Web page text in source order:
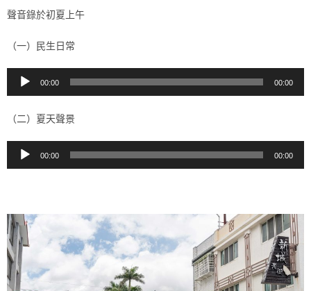
聲音錄於初夏上午
（一）民生日常
訊
播
放
器
00:00 00:00
（二）夏天聲景
訊
器
00:00 00:00